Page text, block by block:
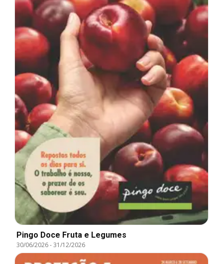
Pingo Doce Fruta e Legumes
30/06/2026-31/12/2026